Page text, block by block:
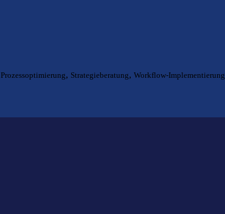
Prozessoptimierung, Strategieberatung, Workflow-Implementierung